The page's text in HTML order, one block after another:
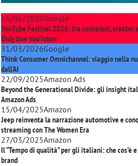
16/06/2026Google
YouTube Festival 2026: tra contenuti, creator
Only One YouTube»
31/03/2026Google
Think Consumer Omnichannel: viaggio nella
dall'AI
22/09/2025Amazon Ads
Beyond the Generational Divide: gli insight
Amazon Ads
15/04/2025Amazon
Jeep reinventa la narrazione automotive e
streaming conThe Women Era
27/03/2025Amazon
Il “Tempo di qualità” per gli italiani: che cos’è
brand